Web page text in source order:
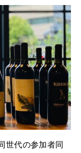
世代の参加者同